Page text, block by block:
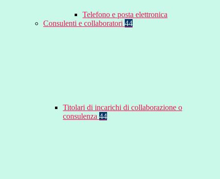
Telefono e posta elettronica
Consulenti e collaboratori 44
Titolari di incarichi di collaborazione o
consulenza 44